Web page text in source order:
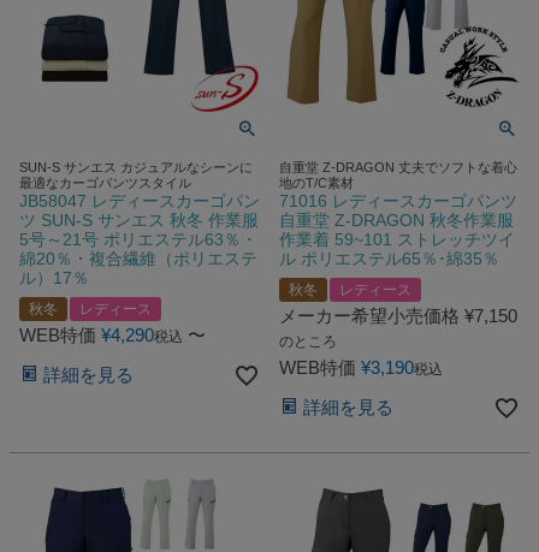
SUN-S サンエス カジュアルなシーンに
最適なカーゴパンツスタイル
JB58047 レディースカーゴパン
ツ SUN-S サンエス 秋冬 作業服
5号～21号 ポリエステル63％・
綿20％・複合繊維（ポリエステ
ル）17％
秋冬 レディース
WEB特価 ¥4,290税込 〜
詳細を見る
自重堂 Z-DRAGON 丈夫でソフトな着心
地のT/C素材
71016 レディースカーゴパンツ
自重堂 Z-DRAGON 秋冬作業服
作業着 59~101 ストレッチツイ
ル ポリエステル65％･綿35％
秋冬 レディース
メーカー希望小売価格 ¥7,150
のところ
WEB特価 ¥3,190税込
詳細を見る